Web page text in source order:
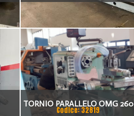
TORNIO PARALLELO OMG 260
Codice: 32819